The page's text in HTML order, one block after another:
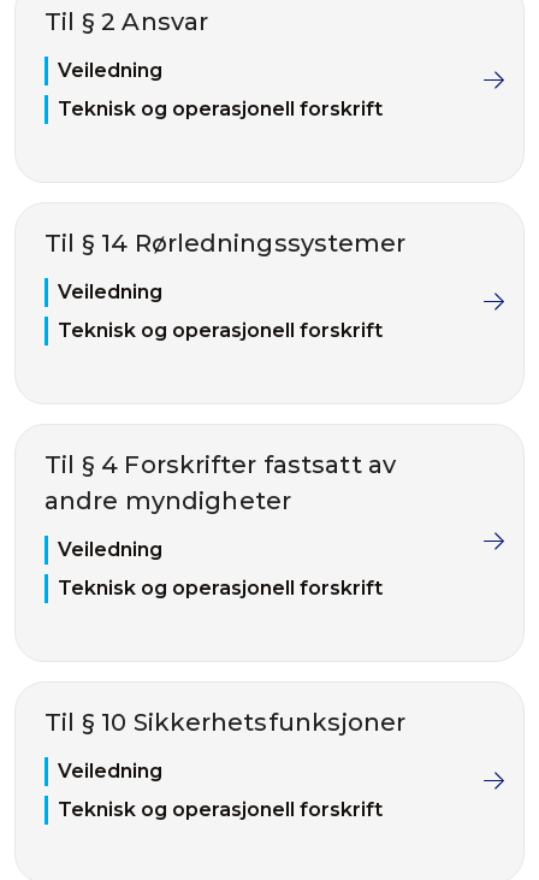
Til § 2 Ansvar
Veiledning
Teknisk og operasjonell forskrift
Til § 14 Rørledningssystemer
Veiledning
Teknisk og operasjonell forskrift
Til § 4 Forskrifter fastsatt av
andre myndigheter
Veiledning
Teknisk og operasjonell forskrift
Til § 10 Sikkerhetsfunksjoner
Veiledning
Teknisk og operasjonell forskrift